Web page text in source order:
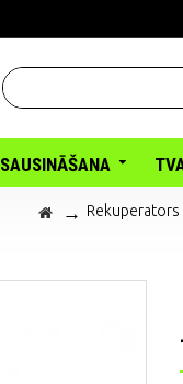
SAUSINĀŠANA
Rekuperators